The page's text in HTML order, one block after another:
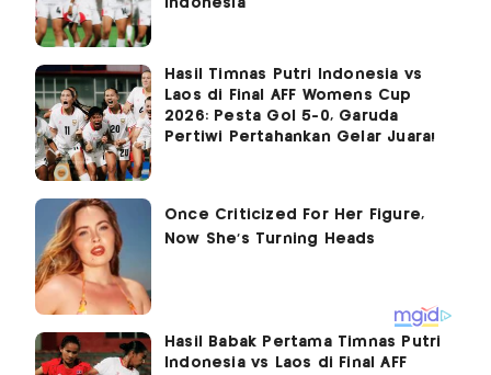
Indonesia
Hasil Timnas Putri Indonesia vs
Laos di Final AFF Womens Cup
2026: Pesta Gol 5-0, Garuda
Pertiwi Pertahankan Gelar Juara!
Hasil Babak Pertama Timnas Putri
Indonesia vs Laos di Final AFF